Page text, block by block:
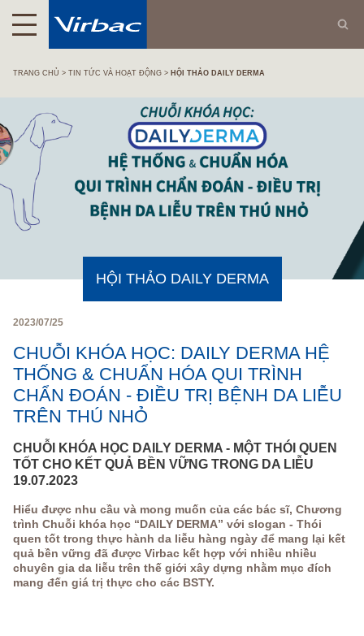
TRANG CHỦ TIN TỨC VÀ HOẠT ĐỘNG HỘI THẢO DAILY DERMA
HỘI THẢO DAILY DERMA
2023/07/25
CHUỖI KHÓA HỌC: DAILY DERMA HỆ
THỐNG & CHUẨN HÓA QUI TRÌNH
CHẨN ĐOÁN - ĐIỀU TRỊ BỆNH DA LIỄU
TRÊN THÚ NHỎ
CHUỖI KHÓA HỌC DAILY DERMA - MỘT THÓI QUEN
TỐT CHO KẾT QUẢ BỀN VỮNG TRONG DA LIỄU
19.07.2023
Hiểu được nhu cầu và mong muốn của các bác sĩ, Chương
trình Chuỗi khóa học “DAILY DERMA” với slogan - Thói
quen tốt trong thực hành da liễu hàng ngày để mang lại kết
quả bền vững đã được Virbac kết hợp với nhiều nhiều
chuyên gia da liễu trên thế giới xây dựng nhằm mục đích
mang đến giá trị thực cho các BSTY.